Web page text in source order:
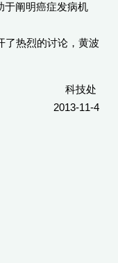
于阐明癌症发病机
热烈的讨论，黄波
科技处
2013-11-4